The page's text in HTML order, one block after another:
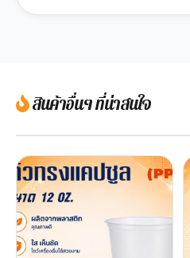
สินค้าอื่นๆ ที่น่าสนใจ